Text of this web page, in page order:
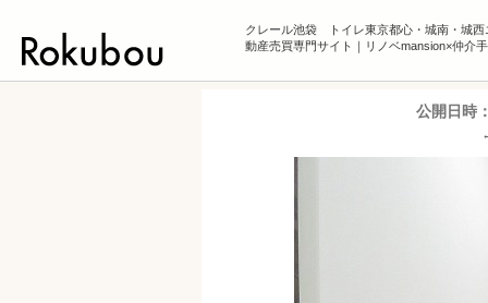
クレール池袋 トイレ東京都心・城南・城西
動産売買専門サイト｜リノベmansion×仲介
公開日時